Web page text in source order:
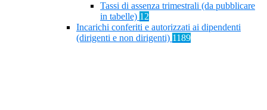
Tassi di assenza trimestrali (da pubblicare
in tabelle) 12
Incarichi conferiti e autorizzati ai dipendenti
(dirigenti e non dirigenti) 1189